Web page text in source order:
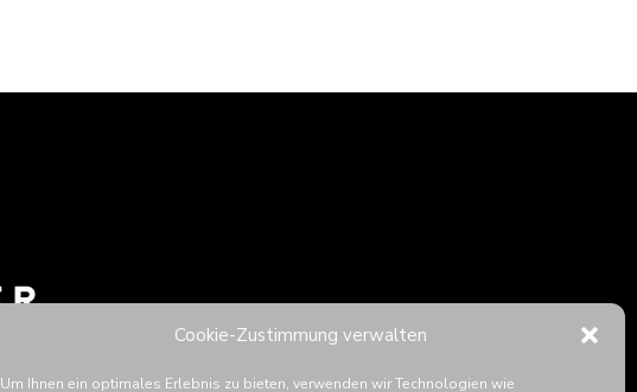
Cookie-Zustimmung verwalten
Um Ihnen ein optimales Erlebnis zu bieten, verwenden wir Technologien wie